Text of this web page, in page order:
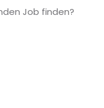
Job finden?